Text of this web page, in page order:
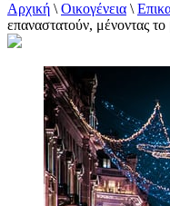
Αλεξάνδρα
Παιδοψυχολόγος
Αρχική \ Οικογένεια \
επαναστατούν, μένοντας